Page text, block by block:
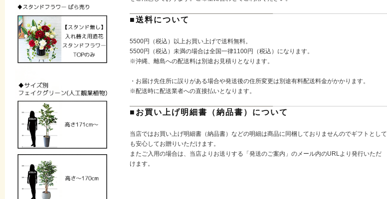
■送料について
5500円（税込）以上お買い上げで送料無料。
5500円（税込）未満の場合は全国一律1100円（税込）になります。
※沖縄、離島への配送料は別途お見積りとなります。
・お届け先住所に誤りがある場合や発送後の住所変更は別途有料配送料金がかかります。
※配送時に配送業者への直接払いとなります。
■お買い上げ明細書（納品書）について
当店ではお買い上げ明細書（納品書）などの明細は商品に同梱しておりませんのでギフトとして
も安心してお贈りいただけます。
またご入用の場合は、当店よりお送りする「発送のご案内」のメール内のURLより発行いただ
けます。